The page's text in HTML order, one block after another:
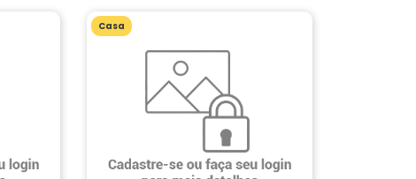
Casa